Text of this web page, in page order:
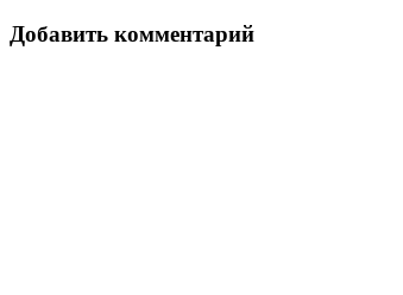
Добавить комментарий